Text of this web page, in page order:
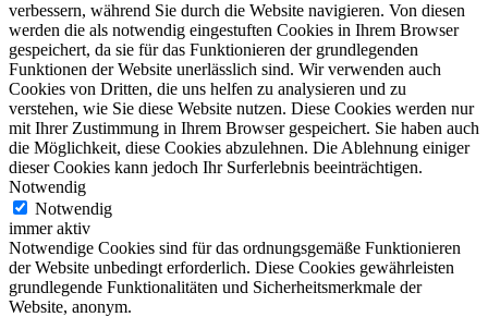
verbessern, während Sie durch die Website navigieren. Von diesen
werden die als notwendig eingestuften Cookies in Ihrem Browser
gespeichert, da sie für das Funktionieren der grundlegenden
Funktionen der Website unerlässlich sind. Wir verwenden auch
Cookies von Dritten, die uns helfen zu analysieren und zu
verstehen, wie Sie diese Website nutzen. Diese Cookies werden nur
mit Ihrer Zustimmung in Ihrem Browser gespeichert. Sie haben auch
die Möglichkeit, diese Cookies abzulehnen. Die Ablehnung einiger
dieser Cookies kann jedoch Ihr Surferlebnis beeinträchtigen.
Notwendig
Notwendig
immer aktiv
Notwendige Cookies sind für das ordnungsgemäße Funktionieren
der Website unbedingt erforderlich. Diese Cookies gewährleisten
grundlegende Funktionalitäten und Sicherheitsmerkmale der
Website, anonym.